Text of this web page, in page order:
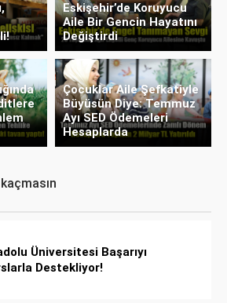
Eskişehir’de Koruyucu
Aile Bir Gencin Hayatını
Değiştirdi
Çocuklar Aile Şefkatiyle
Büyüsün Diye: Temmuz
Ayı SED Ödemeleri
Hesaplarda
Üniversitesi Başarıyı
Destekliyor!